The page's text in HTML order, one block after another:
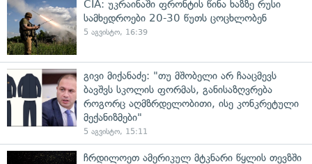
CIA: უკრაინაში ფრონტის წინა ხაზზე რუსი
სამხედროები 20-30 წუთს ცოცხლობენ
5 აგვისტო, 16:39
გივი მიქანაძე: "თუ მშობელი არ ჩააცმევს
ბავშვს სკოლის ფორმას, განისაზღვრება
როგორც აღმზრდელობითი, ისე კონკრეტული
მექანიზმები"
5 აგვისტო, 15:11
ჩრდილოეთ ამერიკულ მტკნარი წყლის თევზში